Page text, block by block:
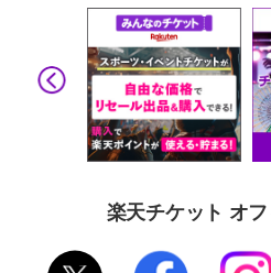
楽天チケット オ